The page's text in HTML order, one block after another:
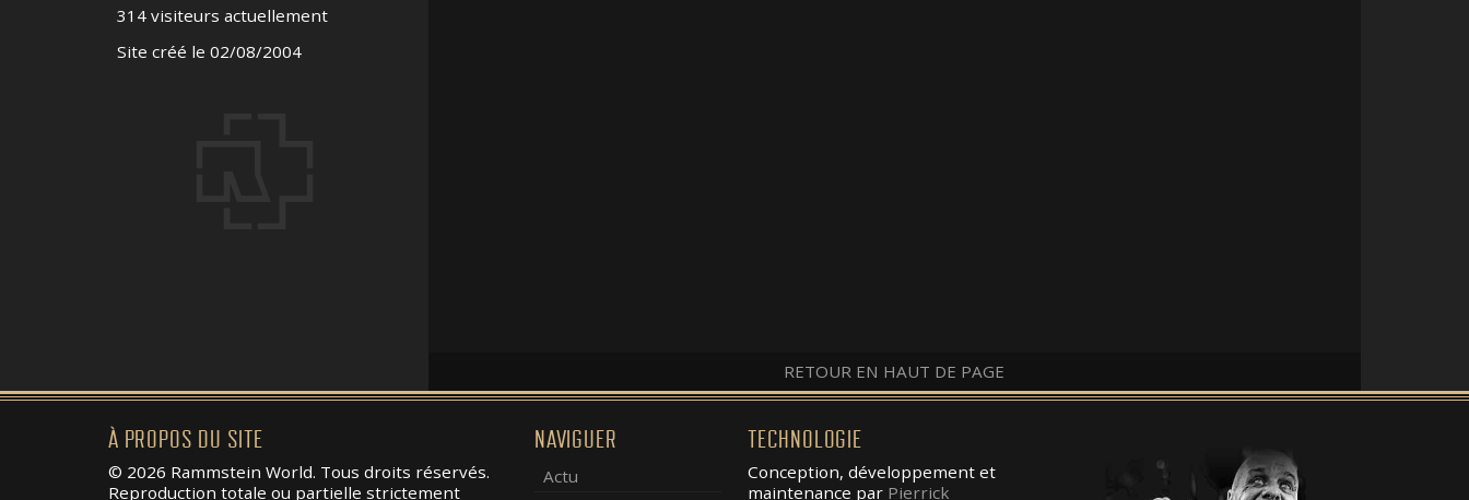
RETOUR EN HAUT DE PAGE
314 visiteurs actuellement
Site créé le 02/08/2004
À PROPOS DU SITE
© 2026 Rammstein World. Tous droits réservés.
Reproduction totale ou partielle strictement
NAVIGUER
Actu
TECHNOLOGIE
Conception, développement et
maintenance par Pierrick